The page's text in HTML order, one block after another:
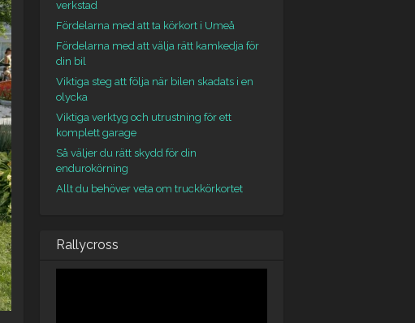
verkstad
Fördelarna med att ta körkort i Umeå
Fördelarna med att välja rätt kamkedja för
din bil
Viktiga steg att följa när bilen skadats i en
olycka
Viktiga verktyg och utrustning för ett
komplett garage
Så väljer du rätt skydd för din
endurokörning
Allt du behöver veta om truckkörkortet
Rallycross